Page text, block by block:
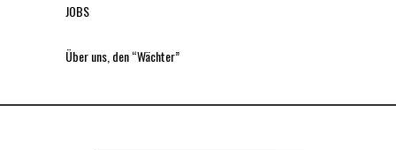
JOBS
Über uns, den “Wächter”